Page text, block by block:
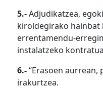
5.-Adjudikatzea,
kiroldegirako hainbat
errentamendu-
instalatzeko
6.-“Erasoen aurrean,
irakurtzea.